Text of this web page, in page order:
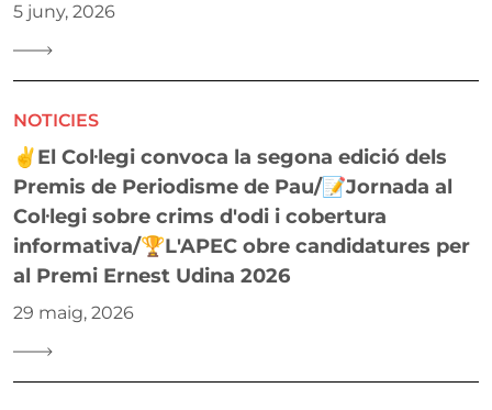
5 juny, 2026
NOTICIES
✌️El Col·legi convoca la segona edició dels
Premis de Periodisme de Pau/📝Jornada al
Col·legi sobre crims d'odi i cobertura
informativa/🏆L'APEC obre candidatures per
al Premi Ernest Udina 2026
29 maig, 2026